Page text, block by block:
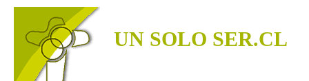
Skip
content
UN SOLO SER.CL